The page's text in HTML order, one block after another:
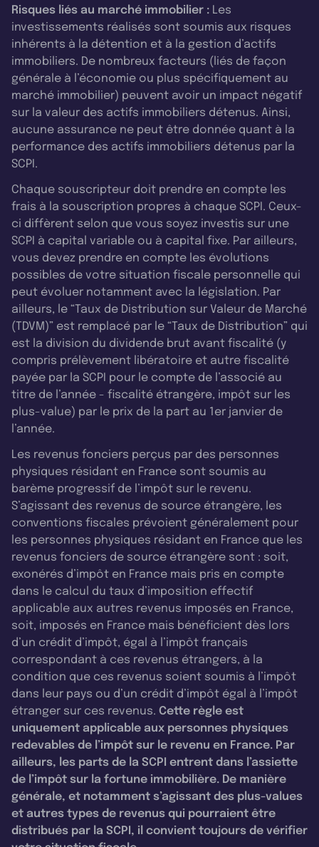
Risques liés au marché immobilier : Les
investissements réalisés sont soumis aux risques
inhérents à la détention et à la gestion d’actifs
immobiliers. De nombreux facteurs (liés de façon
générale à l’économie ou plus spécifiquement au
marché immobilier) peuvent avoir un impact négatif
sur la valeur des actifs immobiliers détenus. Ainsi,
aucune assurance ne peut être donnée quant à la
performance des actifs immobiliers détenus par la
SCPI.
Chaque souscripteur doit prendre en compte les
frais à la souscription propres à chaque SCPI. Ceux-
ci diffèrent selon que vous soyez investis sur une
SCPI à capital variable ou à capital fixe. Par ailleurs,
vous devez prendre en compte les évolutions
possibles de votre situation fiscale personnelle qui
peut évoluer notamment avec la législation. Par
ailleurs, le “Taux de Distribution sur Valeur de Marché
(TDVM)” est remplacé par le “Taux de Distribution” qui
est la division du dividende brut avant fiscalité (y
compris prélèvement libératoire et autre fiscalité
payée par la SCPI pour le compte de l’associé au
titre de l’année - fiscalité étrangère, impôt sur les
plus-value) par le prix de la part au 1er janvier de
l’année.
Les revenus fonciers perçus par des personnes
physiques résidant en France sont soumis au
barème progressif de l’impôt sur le revenu.
S’agissant des revenus de source étrangère, les
conventions fiscales prévoient généralement pour
les personnes physiques résidant en France que les
revenus fonciers de source étrangère sont : soit,
exonérés d’impôt en France mais pris en compte
dans le calcul du taux d’imposition effectif
applicable aux autres revenus imposés en France,
soit, imposés en France mais bénéficient dès lors
d’un crédit d’impôt, égal à l’impôt français
correspondant à ces revenus étrangers, à la
condition que ces revenus soient soumis à l’impôt
dans leur pays ou d’un crédit d’impôt égal à l’impôt
étranger sur ces revenus. Cette règle est
uniquement applicable aux personnes physiques
redevables de l’impôt sur le revenu en France. Par
ailleurs, les parts de la SCPI entrent dans l’assiette
de l’impôt sur la fortune immobilière. De manière
générale, et notamment s’agissant des plus-values
et autres types de revenus qui pourraient être
distribués par la SCPI, il convient toujours de vérifier